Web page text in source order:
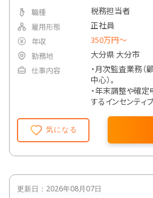
気になる
職種 税務担当者
雇用形態 正社員
年収 350万円〜
勤務地 大分県 大分市
仕事内容
・月次監査業務
中心）。
・年末調整や確
するインセンティ
・スポット業務
30％をインセン
更新日：2026年08月07日